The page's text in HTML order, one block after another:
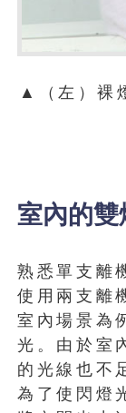
▲（左）裸
室內的雙
熟悉單支離
使用兩支離
室內場景為
光。由於室
的光線也不
為了使閃燈